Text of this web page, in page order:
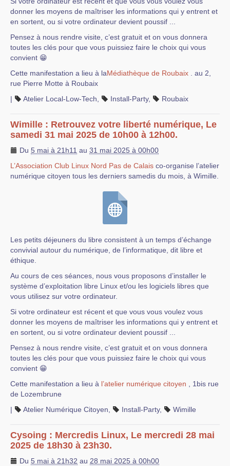
donner les moyens de maîtriser les informations qui y entrent et
en sortent, ou si votre ordinateur devient poussif ...
Pensez à nous rendre visite, c’est gratuit et on vous donnera
toutes les clés pour que vous puissiez faire le choix qui vous
convient 😁
Cette manifestation a lieu à laMédiathèque de Roubaix . au 2,
rue Pierre Motte à Roubaix
|
Atelier Local-Low-Tech Install-Party, Roubaix
Wimille : Retrouvez votre liberté numérique, Le
samedi 31 mai 2025 de 10h00 à 12h00.
Du 5 mai à 21h11 au 31 mai 2025 à 00h00
L’Association Club Linux Nord Pas de Calais co-organise l’atelier
numérique citoyen tous les derniers samedis du mois, à Wimille.
Les petits déjeuners du libre consistent à un temps d’échange
convivial autour du numérique, de l’informatique, dit libre et
éthique.
Au cours de ces séances, nous vous proposons d’installer le
système d’exploitation libre Linux et/ou les logiciels libres que
vous utilisez sur votre ordinateur.
Si votre ordinateur est récent et que vous vous voulez vous
donner les moyens de maîtriser les informations qui y entrent et
en sortent, ou si votre ordinateur devient poussif ...
Pensez à nous rendre visite, c’est gratuit et on vous donnera
toutes les clés pour que vous puissiez faire le choix qui vous
convient 😁
Cette manifestation a lieu à l’atelier numérique citoyen , 1bis rue
de Lozembrune
|
Atelier Numérique Citoyen Install-Party, Wimille
Cysoing : Mercredis Linux, Le mercredi 28 mai
2025 de 18h30 à 23h30.
Du 5 mai à 21h32 au 28 mai 2025 à 00h00